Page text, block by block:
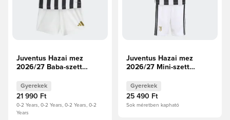
Juventus Hazai mez
2026/27 Baba-szett
Gyerekek
21 990 Ft
0-2 Years, 0-2 Years, 0-2 Years, 0-2
Years
Juventus Hazai mez
2026/27 Mini-szett
Gyerekek
25 490 Ft
Sok méretben kapható